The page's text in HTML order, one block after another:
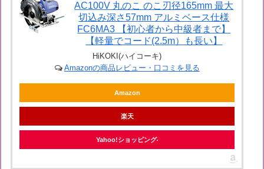
AC100V 丸のこ のこ刃径165mm 最大
切込み深さ57mm アルミベース仕様
FC6MA3 【初心者から中級者まで】
【軽量でコード(2.5m）も長い】
HiKOKI(ハイコーキ)
Amazonの商品レビュー・口コミを見る
Amazon
楽天
Yahoo!ショッピング